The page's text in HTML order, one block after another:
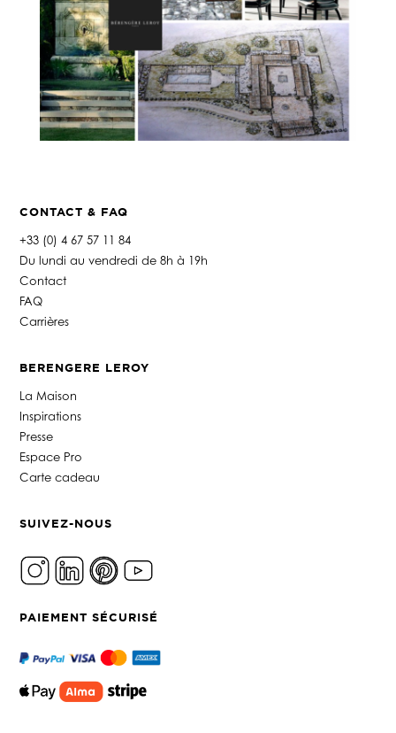
CONTACT & FAQ
+33 (0) 4 67 57 11 84
Du lundi au vendredi de 8h à 19h
Contact
FAQ
Carrières
BERENGERE LEROY
La Maison
Inspirations
Presse
Espace Pro
Carte cadeau
SUIVEZ-NOUS
PAIEMENT SÉCURISÉ